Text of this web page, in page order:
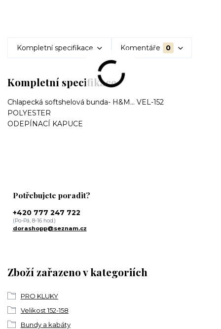
Kompletní specifikace Komentáře 0
Kompletní specifikace
Chlapecká softshelová bunda- H&M... VEL-152
POLYESTER
ODEPÍNACÍ KAPUCE
Zboží zařazeno v kategoriích
PRO KLUKY
Velikost 152-158
Bundy a kabáty
Potřebujete poradit?
+420 777 247 722
(Po-Pá, 8-16 hod.)
dorashopp@seznam.cz